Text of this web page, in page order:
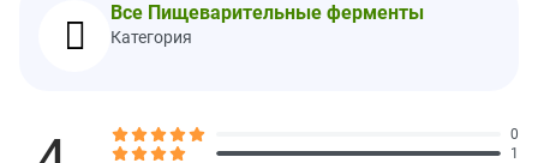
ананас) необходимо проконсультироваться с врачом.
Хранить в недоступном для детей месте.
Пищевая ценность
Все Пищеварительные ферменты
Категория
0
1